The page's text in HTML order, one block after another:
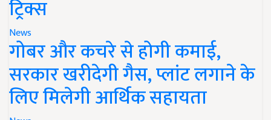
ट्रिक्स
News
गोबर और कचरे से होगी कमाई,
सरकार खरीदेगी गैस, प्लांट लगाने के
लिए मिलेगी आर्थिक सहायता